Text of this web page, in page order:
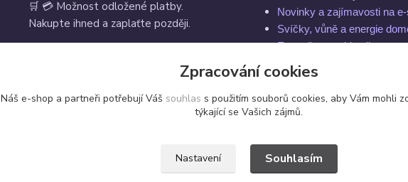
🛒 💳 Možnost odložené platby.
Nakupte ihned a zaplaťte později.
Novinky a zajímavosti na
Svíčky, vůně a energie
Esoterika a spiritualita
Rytuály a magie
Čakry a energie těla
Zpracování cookies
Náš e-shop a partneři potřebují Váš souhlas s použitím souborů cookies, aby Vám mohli
týkající se Vašich zájmů.
Nastavení Souhlasím